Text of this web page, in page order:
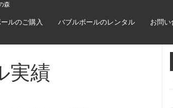
森
ルのご購入 バブルボールのレンタル お問い
実績